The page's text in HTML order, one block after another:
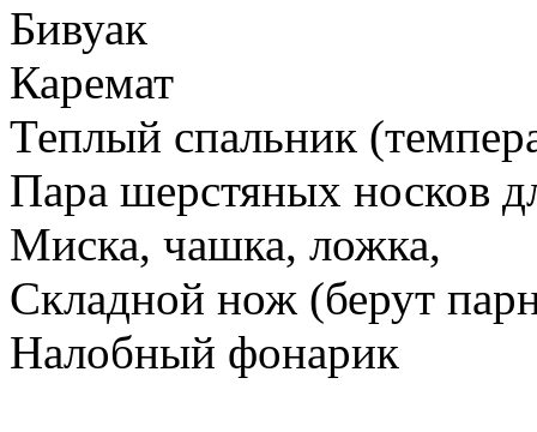
Бивуак
Каремат
Теплый спальник
Пара шерстяных носков
Миска, чашка, ложка,
Складной нож (берут
Налобный фонарик